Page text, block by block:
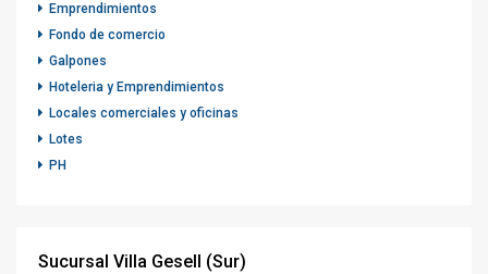
Emprendimientos
Fondo de comercio
Galpones
Hoteleria y Emprendimientos
Locales comerciales y oficinas
Lotes
PH
Sucursal Villa Gesell (Sur)